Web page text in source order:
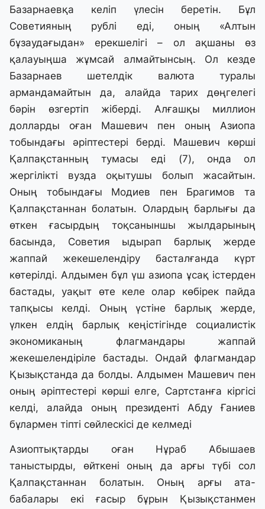
Базарнаевқа келіп үлесін беретін. Бұл
Советияның рублі еді, оның «Алтын
бұзаудағыдан» ерекшелігі – ол ақшаны өз
қалауыңша жұмсай алмайтынсың. Ол кезде
Базарнаев шетелдік валюта туралы
армандамайтын да, алайда тарих дөңгелегі
бәрін өзгертіп жіберді. Алғашқы миллион
долларды оған Машевич пен оның Азиопа
тобындағы әріптестері берді. Машевич көрші
Қалпақстанның тумасы еді (7), онда ол
жергілікті вузда оқытушы болып жасайтын.
Оның тобындағы Модиев пен Брагимов та
Қалпақстаннан болатын. Олардың барлығы да
өткен ғасырдың тоқсаныншы жылдарының
басында, Советия ыдырап барлық жерде
жаппай жекешелендіру басталғанда күрт
көтерілді. Алдымен бұл үш азиопа ұсақ істерден
бастады, уақыт өте келе олар көбірек пайда
тапқысы келді. Оның үстіне барлық жерде,
үлкен елдің барлық кеңістігінде социалистік
экономиканың флагмандары жаппай
жекешелендіріле бастады. Ондай флагмандар
Қызықстанда да болды. Алдымен Машевич пен
оның әріптестері көрші елге, Сартстанға кіргісі
келді, алайда оның президенті Абду Ғаниев
бұлармен тіпті сөйлескісі де келмеді
Азиоптықтарды оған Нұраб Абышаев
таныстырды, өйткені оның да арғы түбі сол
Қалпақстаннан болатын. Оның арғы ата-
бабалары екі ғасыр бұрын Қызықстанмен